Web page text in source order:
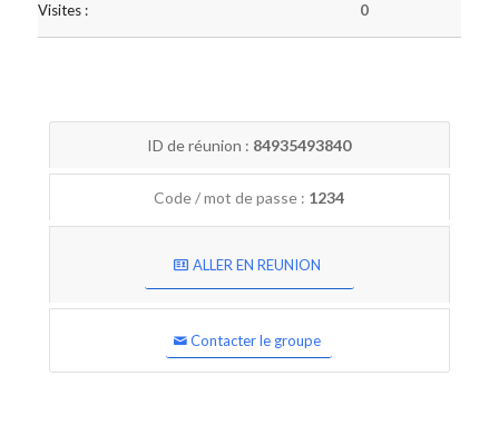
Visites : 0
ID de réunion : 84935493840
Code / mot de passe : 1234
ALLER EN REUNION
Contacter le groupe